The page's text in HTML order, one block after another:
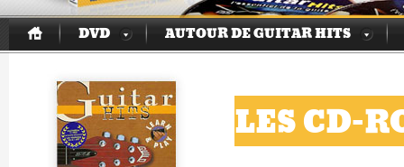
DVD AUTOUR DE GUITAR HITS
LES CD-